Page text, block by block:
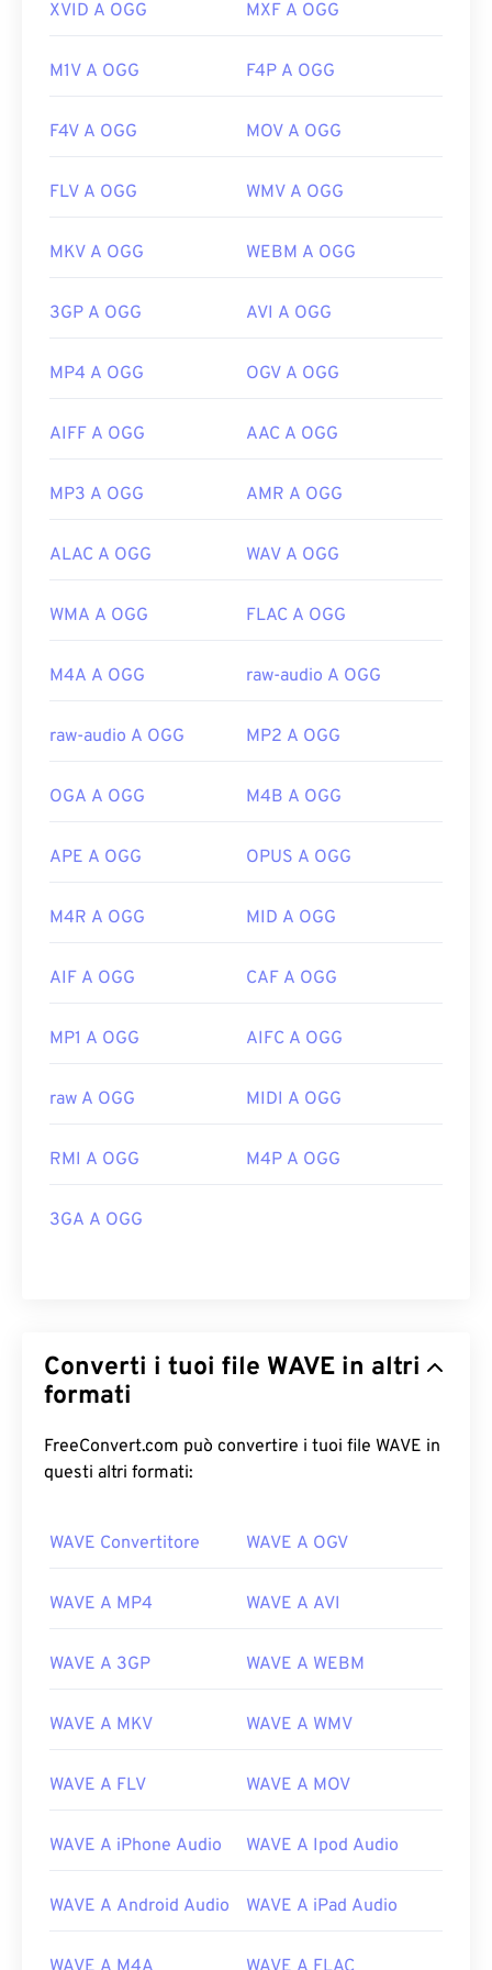
00 00 00 00
00 00 00 00
XVID A OGG MXF A OGG
M1V A OGG F4P A OGG
F4V A OGG MOV A OGG
FLV A OGG WMV A OGG
MKV A OGG WEBM A OGG
3GP A OGG AVI A OGG
MP4 A OGG OGV A OGG
AIFF A OGG AAC A OGG
MP3 A OGG AMR A OGG
ALAC A OGG WAV A OGG
WMA A OGG FLAC A OGG
M4A A OGG raw-audio A OGG
raw-audio A OGG MP2 A OGG
OGA A OGG M4B A OGG
APE A OGG OPUS A OGG
M4R A OGG MID A OGG
AIF A OGG CAF A OGG
MP1 A OGG AIFC A OGG
raw A OGG MIDI A OGG
RMI A OGG M4P A OGG
3GA A OGG
Converti i tuoi file WAVE in altri
formati
FreeConvert.com può convertire i tuoi file WAVE in
questi altri formati:
WAVE Convertitore WAVE A OGV
WAVE A MP4 WAVE A AVI
WAVE A 3GP WAVE A WEBM
WAVE A MKV WAVE A WMV
WAVE A FLV WAVE A MOV
WAVE A iPhone Audio WAVE A Ipod Audio
WAVE A Android Audio WAVE A iPad Audio